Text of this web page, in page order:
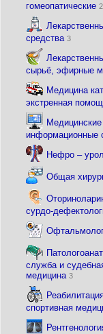
гомеопатические
средства 3
сырьё, эфирные
Медицина
экстренная
Медицинские
информационные
Нефро –
Общая
сурдо-
служба и
медицина 3
спортивная